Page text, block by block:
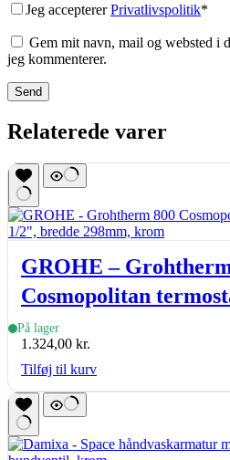
Jeg acceptererPrivatlivspolitik*
Gem mit navn, mail og websted i
jeg kommenterer.
Send
Relaterede varer
GROHE –
Cosmopolitan
1/2″, bredde 298mm,
På lager
1.324,00 kr.
Tilføj til kurv